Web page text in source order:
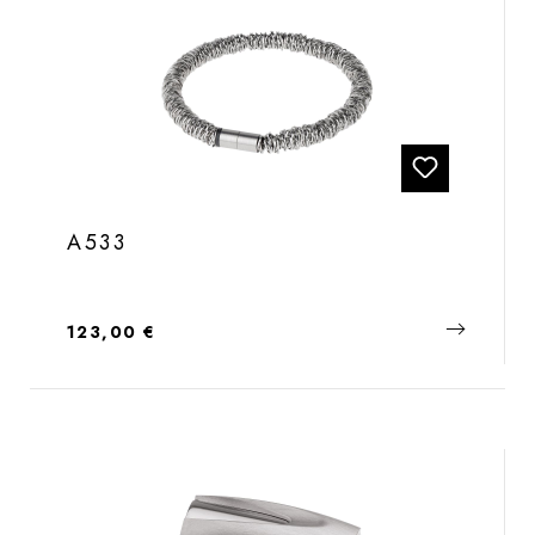
A533
Regulärer Preis:
123,00 €